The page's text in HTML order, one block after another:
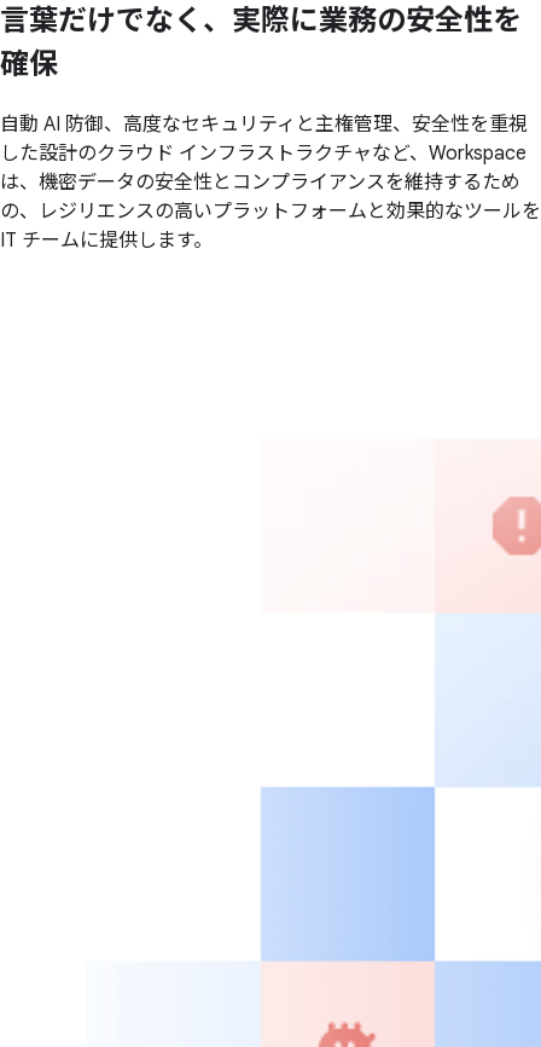
言葉だけでなく、 実際に業務の安全性を
確保
自動 AI 防御、高度なセキュリティと主権管理、安全性を重視
した設計のクラウド インフラストラクチャなど、Workspace
は、機密データの安全性とコンプライアンスを維持するため
の、レジリエンスの高いプラットフォームと効果的なツールを
IT チームに提供します。